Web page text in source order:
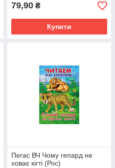
79,90 ₴
Купити
Пегас ВЧ Чому гепард не
ховає кігті (Рос)